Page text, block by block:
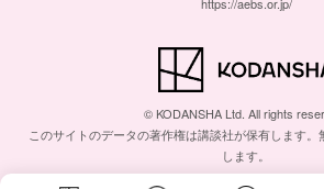
© KODANSHA Ltd. All rights
このサイトのデータの著作権は講談社が保有します
します。